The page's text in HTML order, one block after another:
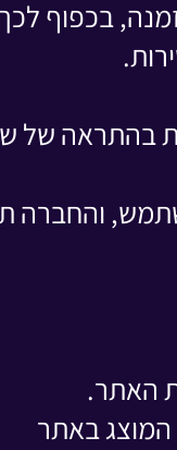
בהתראה של
והחברה
האתר.
המוצג באתר